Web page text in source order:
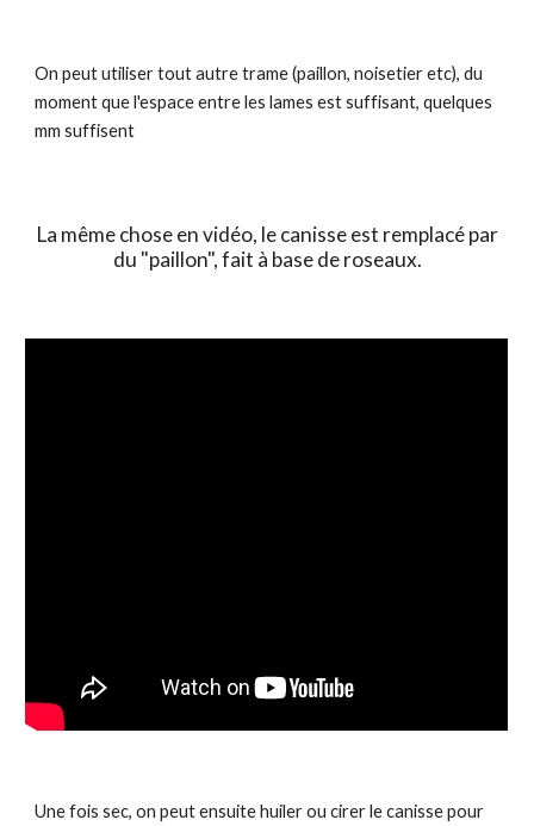
On peut utiliser tout autre trame (paillon, noisetier etc), du
moment que l'espace entre les lames est suffisant, quelques
mm suffisent
La même chose en vidéo, le canisse est remplacé par
du "paillon", fait à base de roseaux.
Une fois sec, on peut ensuite huiler ou cirer le canisse pour